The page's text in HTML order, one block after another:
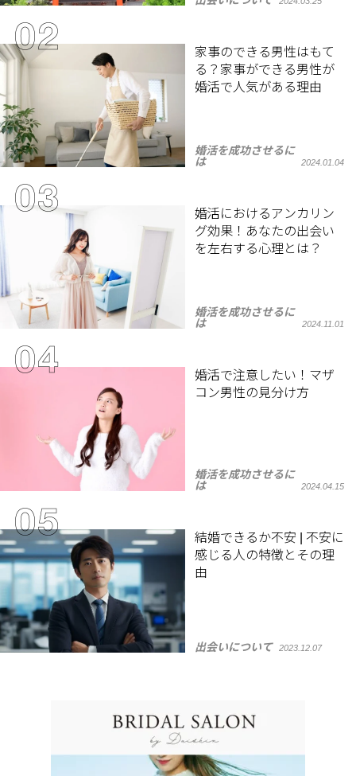
家事のできる男性はもて
る？家事ができる男性が
婚活で人気がある理由
婚活を成功させるに
は
2024.01.04
婚活におけるアンカリン
グ効果！あなたの出会い
を左右する心理とは？
婚活を成功させるに
は
2024.11.01
婚活で注意したい！マザ
コン男性の見分け方
婚活を成功させるに
は
2024.04.15
結婚できるか不安 | 不安に
感じる人の特徴とその理
由
出会いについて 2023.12.07